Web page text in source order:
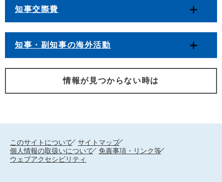
知事交際費
知事・副知事の海外活動
情報が見つからない時は
このサイトについて
サイトマップ
個人情報の取扱いについて
免責事項・リンク等
ウェブアクセシビリティ